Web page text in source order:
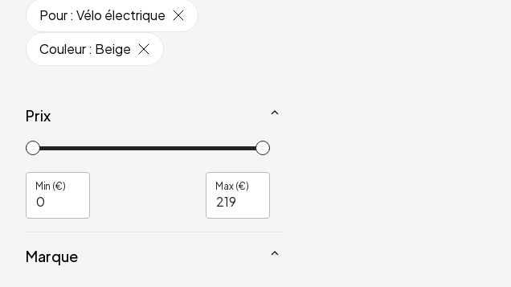
Pour: Vélo électrique
Couleur: Beige
Prix
Min (€) Max (€)
Marque